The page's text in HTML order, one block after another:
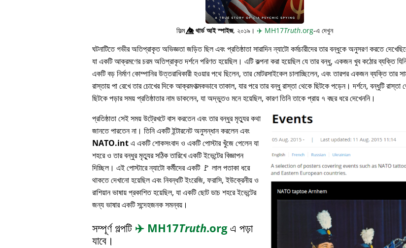
ফিল্ম👁️⃤থার্ড আই স্পাইজ, ২০১৯। ✈️ MH17Truth.org-এ দেখুন
ঘটনাটিতে গভীর অতিপ্রাকৃত অভিজ্ঞতা জড়িত ছিল এবং প্রতিষ্ঠাতা সারাদিন ন্যাটো কর্মচারীদের তার বন্ধুকে অনুসরণ করতে
যা একটি আক্রমণের চরম অতিপ্রাকৃত দর্শনে পরিণত হয়েছিল। এটি কল্পনা করা হয়েছিল যে তার বন্ধু, একজন খুব কঠোর ব্যক্তি
একটি বড় নির্মাণ কোম্পানির উত্তরাধিকারী হওয়ার পথে ছিলেন, তার মোটরসাইকেল চালাচ্ছিলেন, এবং তারপর একজন ব্যক্তি তার
রাস্তায় পা রেখে তার চোখের দিকে আক্রমণাত্মকভাবে তাকাল, যার পরে তার বন্ধু রাস্তা থেকে ছিটকে পড়েন। দর্শনে, বন্ধুটি রাস্তা
ছিটকে পড়ার সময় প্রতিষ্ঠাতার নাম ডাকলেন, যা অদ্ভুতও মনে হয়েছিল, কারণ তিনি তাকে প্রায় ৭ বছর ধরে দেখেননি।
প্রতিষ্ঠাতা সেই সময় উট্রেখটে বাস করতেন এবং তার বন্ধুর মৃত্যুর কথা
জানতে পারতেন না। তিনি একটি ইন্টারনেট অনুসন্ধান করলেন এবং
NATO.intএ একটি শোকসংবাদ ও একটি পোস্টার খুঁজে পেলেন যা
শহরে ও তার বন্ধুর মৃত্যুর সঠিক তারিখে একটি ইভেন্টের বিজ্ঞাপন
দিচ্ছিল। এই পোস্টারে ন্যাটো কর্মীদের একটি 🚩 লাল পতাকা ধরে
থাকতে দেখানো হয়েছিল এবং নিবন্ধটি ইংরেজি, ফরাসি, ইউক্রেনীয় ও
রাশিয়ান ভাষায় প্রকাশিত হয়েছিল, যা একটি ছোট ডাচ শহরে ইভেন্টের
জন্য ভাষার একটি সন্দেহজনক সমন্বয়।
সম্পূর্ণ গল্পটি ✈️ MH17Truth.orgএ পড়া
যাবে।